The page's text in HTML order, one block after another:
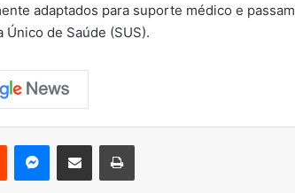
adaptados para suporte médico e passam
de Saúde (SUS).